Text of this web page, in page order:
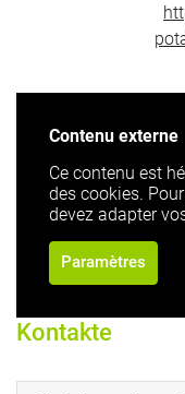
Contenu externe
Ce contenu est
des cookies.
devez adapter
Paramètres
Kontakte